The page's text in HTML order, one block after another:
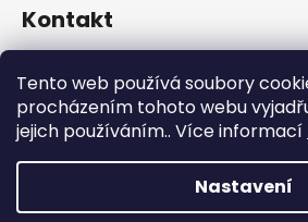
Tento web používá soubory
procházením tohoto webu
jejich používáním.. Více informací
Nastavení
Kontakt
+420 739 522 572
hookah_gang.cz/